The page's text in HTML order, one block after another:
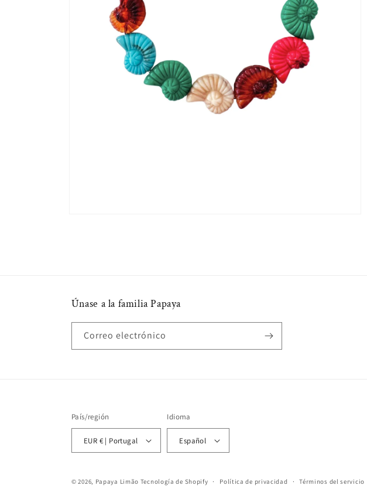
Únase a la familia Papaya
Correo electrónico
País/región
EUR € | Portugal
Idioma
Español
© 2026, Papaya Limão Tecnología de Shopify Política de privacidad Términos del servicio